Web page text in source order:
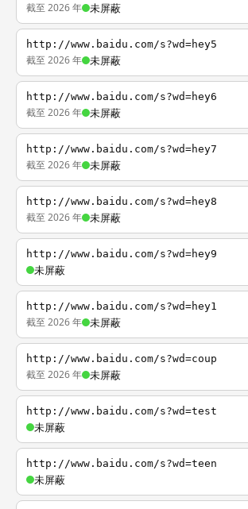
截至 2026 年 未屏蔽
http://www.baidu.com/s?wd=hey5
截至 2026 年 未屏蔽
http://www.baidu.com/s?wd=hey6
截至 2026 年 未屏蔽
http://www.baidu.com/s?wd=hey7
截至 2026 年 未屏蔽
http://www.baidu.com/s?wd=hey8
截至 2026 年 未屏蔽
http://www.baidu.com/s?wd=hey9
未屏蔽
http://www.baidu.com/s?wd=hey1
截至 2026 年 未屏蔽
http://www.baidu.com/s?wd=coup
截至 2026 年 未屏蔽
http://www.baidu.com/s?wd=test
未屏蔽
http://www.baidu.com/s?wd=teen
未屏蔽